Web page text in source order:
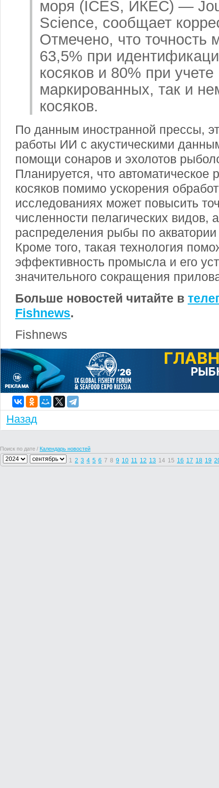
моря (ICES, ИКЕС) —
Science, сообщает
Отмечено, что точность
63,5% при
косяков и 80% при учете
маркированных, так и
косяков.
По данным иностранной прессы,
работы ИИ с акустическими
помощи сонаров и эхолотов
Планируется, что автоматическое
косяков помимо ускорения
исследованиях может повысить
численности пелагических видов,
распределения рыбы по акватории
Кроме того, такая технология
эффективность промысла и его
значительного сокращения
Больше новостей читайте в
Fishnews.
Fishnews
Назад
Поиск по дате / Календарь новостей
1 2 3 4 5 6 7 8 9 10 11 12 13 14 15 16 17 18 19